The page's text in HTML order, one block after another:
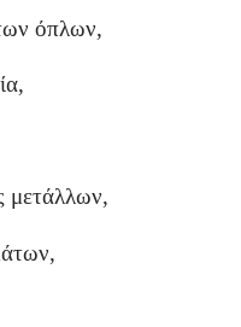
όπλων,
μετάλλων,